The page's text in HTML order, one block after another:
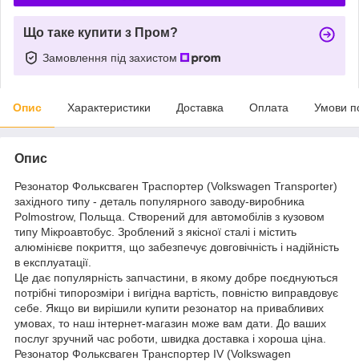
Що таке купити з Пром?
Замовлення під захистом
Опис Характеристики Доставка Оплата Умови
Опис
Резонатор Фольксваген Траспортер (Volkswagen Transporter)
західного типу - деталь популярного заводу-виробника
Polmostrow, Польща. Створений для автомобілів з кузовом
типу Мікроавтобус. Зроблений з якісної сталі і містить
алюмінієве покриття, що забезпечує довговічність і надійність
в експлуатації.
Це дає популярність запчастини, в якому добре поєднуються
потрібні типорозміри і вигідна вартість, повністю виправдовує
себе. Якщо ви вирішили купити резонатор на привабливих
умовах, то наш інтернет-магазин може вам дати. До ваших
послуг зручний час роботи, швидка доставка і хороша ціна.
Резонатор Фольксваген Транспортер IV (Volkswagen